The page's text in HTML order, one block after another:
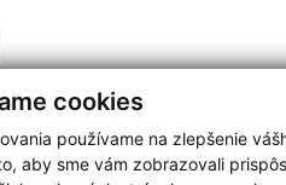
cookies
používame na zlepšenie
aby sme vám zobrazovali